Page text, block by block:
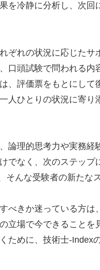
を冷静に分析し、次
ぞれの状況に応じた
口頭試験で問われる内
、評価票をもとにし
人ひとりの状況に寄
論理的思考力や実務経
でなく、次のステップ
んな受験者の新たな
べきか迷っている方は
立場で今できることを
ために、技術士-Index